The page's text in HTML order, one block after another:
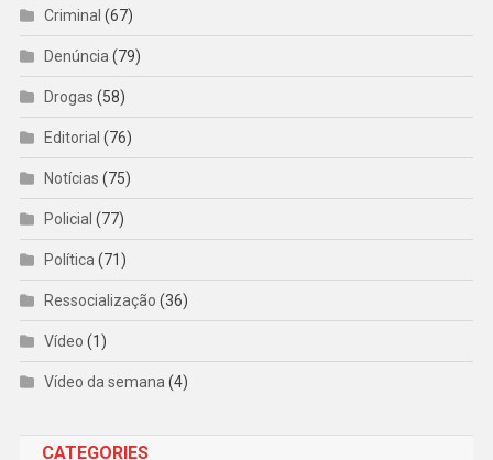
Criminal (67)
Denúncia(79)
Drogas (58)
Editorial (76)
Notícias (75)
Policial (77)
Política(71)
Ressocialização (36)
Vídeo (1)
Vídeo da semana(4)
CATEGORIES